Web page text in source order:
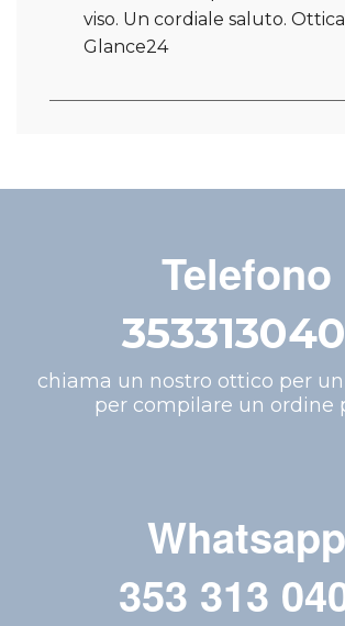
viso. Un cordiale saluto. Ottica
Glance24
Telefono
chiama un nostro ottico per
per compilare un ordine
Whatsapp
353 313